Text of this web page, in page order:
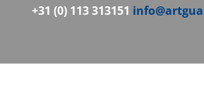
+31 (0) 113 313151